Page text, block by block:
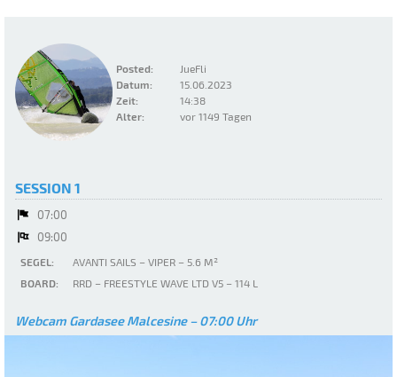
Posted:
JueFli
Datum:
15.06.2023
Zeit:
14:38
Alter:
vor 1149 Tagen
SESSION 1
07:00
09:00
SEGEL:
AVANTI SAILS – VIPER – 5.6 M²
BOARD:
RRD – FREESTYLE WAVE LTD V5 – 114 L
Webcam Gardasee Malcesine – 07:00 Uhr